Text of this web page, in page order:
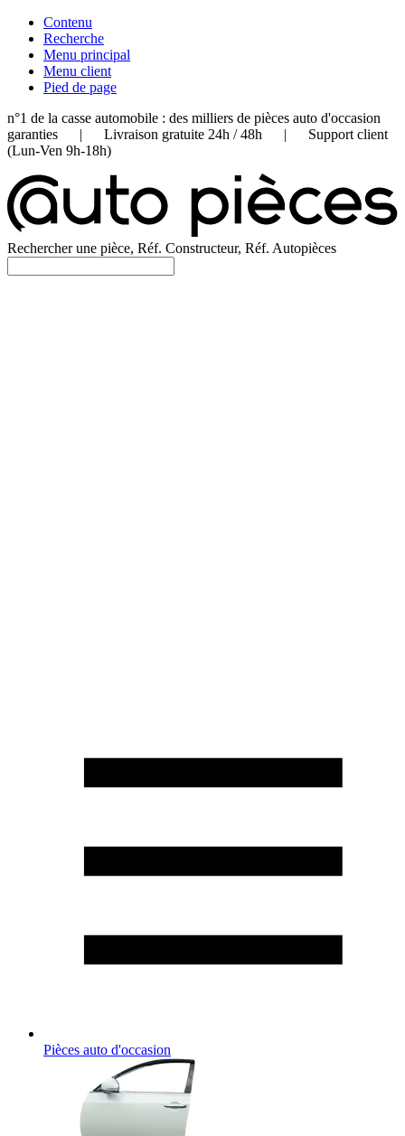
Contenu
Recherche
Menu principal
Menu client
Pied de page
n°1 de la casse automobile : des milliers de pièces auto d'occasion
garanties | Livraison gratuite 24h / 48h | Support client
(Lun-Ven 9h-18h)
Rechercher une pièce, Réf. Constructeur, Réf. Autopièces
Pièces auto d'occasion